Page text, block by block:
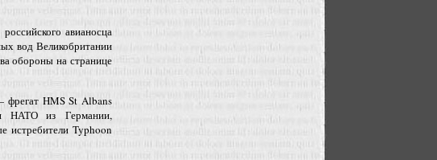
авианосца
вод Великобритании
обороны на странице
фрегат HMS St Albans
НАТО из Германии,
истребители Typhoon